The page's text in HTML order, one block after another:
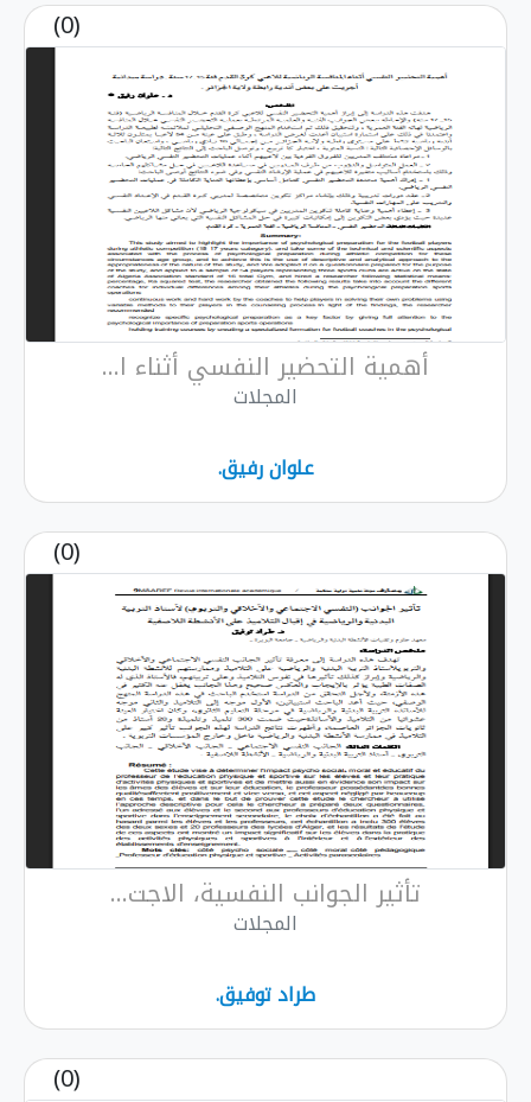
(0)
أهمية التحضير النفسي أثناء ا...
المجلات
علوان رفيق.
(0)
تأثير الجوانب النفسية، الاجت...
المجلات
طراد توفيق.
(0)